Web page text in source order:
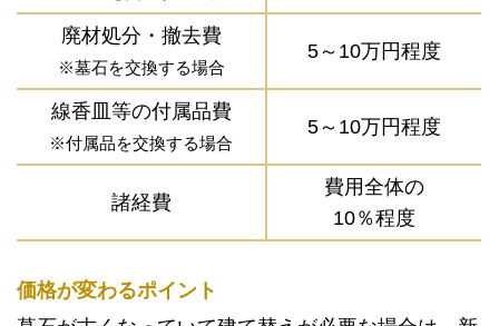
廃材処分・撤去費
※墓石を交換する場合
5～10万円程度
線香皿等の付属品費
※付属品を交換する場合
5～10万円程度
諸経費
費用全体の
10％程度
価格が変わるポイント